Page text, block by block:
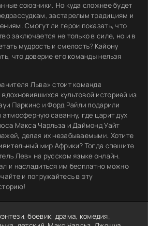
союзники. Но куда сложнее будет
застарелым традициям и
Смогут ли герои показать, что
заключается не только в силе, но и в
мудрость и смелость? Кайону
что доверие его команды нельзя
Льва» стоит команда
культовой историей из
Паркинс и Форд Райли подарили
саванну, где царит дух
Макса Чарльза и Даймонд Уайт
делая их незабываемыми. Хотите
мир Африки? Тогда спешите
Лев» на русском языке онлайн.
и насладиться им бесплатно можно
и погружайтесь в эту
,боевик, драма, комедия,